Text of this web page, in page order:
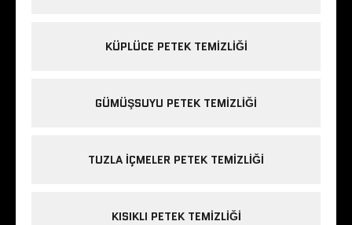
KÜPLÜCE PETEK TEMIZLIĞI
GÜMÜŞSUYU PETEK TEMIZLIĞI
TUZLA IÇMELER PETEK TEMIZLIĞI
KISIKLI PETEK TEMIZLIĞI